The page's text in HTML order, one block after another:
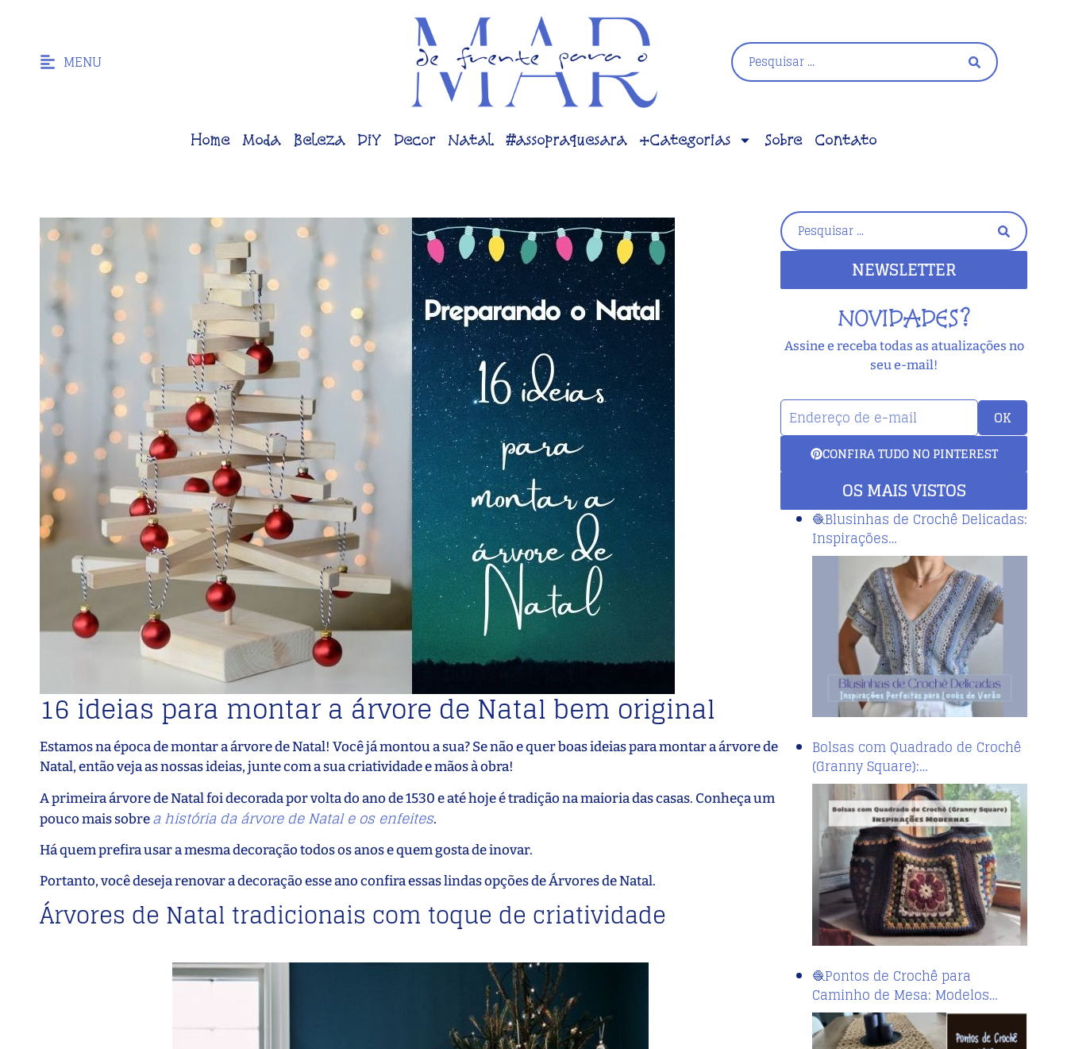
MENU
Home Moda Beleza DiY Decor Natal #assopraquesara +Categorias Sobre Contato
16 ideias para montar a árvore de Natal bem original
Estamos na época de montar a árvore de Natal! Você já montou a sua? Se não e quer boas ideias para montar a árvore de
Natal, então veja as nossas ideias, junte com a sua criatividade e mãos à obra!
A primeira árvore de Natal foi decorada por volta do ano de 1530 e até hoje é tradição na maioria das casas. Conheça um
pouco mais sobrea história da árvore de Natal e os enfeites.
Há quem prefira usar a mesma decoração todos os anos e quem gosta de inovar.
Portanto, você deseja renovar a decoração esse ano confira essas lindas opções de Árvores de Natal.
Árvores de Natal tradicionais com toque de criatividade
NEWSLETTER
NOVIDADES?
Assine e receba todas as atualizações no
seu e-mail!
OK
CONFIRA TUDO NO PINTEREST
OS MAIS VISTOS
🧶Blusinhas de Crochê Delicadas:
Inspirações…
Bolsas com Quadrado de Crochê
(Granny Square):…
🧶Pontos de Crochê para
Caminho de Mesa: Modelos…